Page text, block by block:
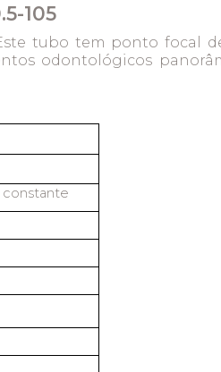
105
tubo tem ponto focal
odontológicos
constante